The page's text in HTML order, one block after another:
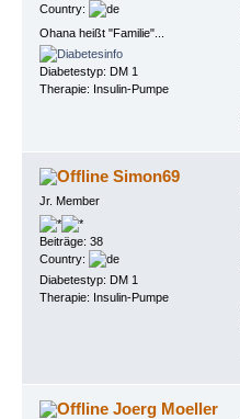
Country:
Ohana heißt "Familie"...
Diabetestyp: DM 1
Therapie: Insulin-Pumpe
Simon69
Jr. Member
Beiträge: 38
Country:
Diabetestyp: DM 1
Therapie: Insulin-Pumpe
Joerg Moeller